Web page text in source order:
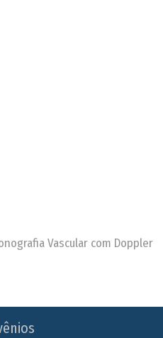
Vascular com Doppler